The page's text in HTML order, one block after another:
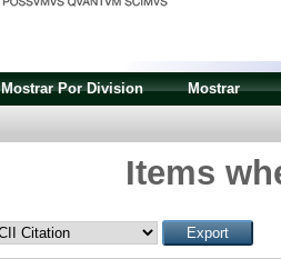
Mostrar Por Division Mostrar
Items